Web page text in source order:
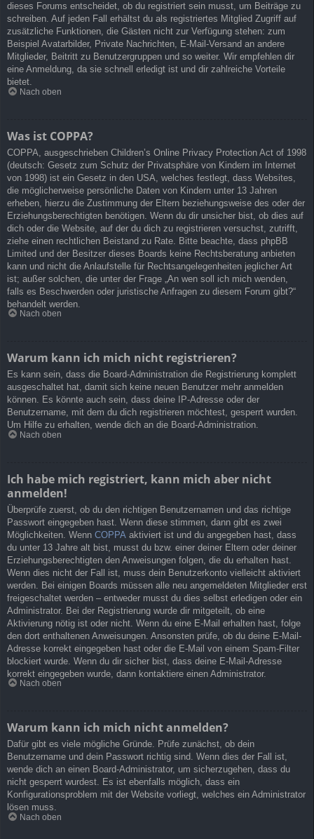
dieses Forums entscheidet, ob du registriert sein musst, um Beiträge zu
schreiben. Auf jeden Fall erhältst du als registriertes Mitglied Zugriff auf
zusätzliche Funktionen, die Gästen nicht zur Verfügung stehen: zum
Beispiel Avatarbilder, Private Nachrichten, E-Mail-Versand an andere
Mitglieder, Beitritt zu Benutzergruppen und so weiter. Wir empfehlen dir
eine Anmeldung, da sie schnell erledigt ist und dir zahlreiche Vorteile
bietet.
Nach oben
Was ist COPPA?
COPPA, ausgeschrieben Children’s Online Privacy Protection Act of 1998
(deutsch: Gesetz zum Schutz der Privatsphäre von Kindern im Internet
von 1998) ist ein Gesetz in den USA, welches festlegt, dass Websites,
die möglicherweise persönliche Daten von Kindern unter 13 Jahren
erheben, hierzu die Zustimmung der Eltern beziehungsweise des oder der
Erziehungsberechtigten benötigen. Wenn du dir unsicher bist, ob dies auf
dich oder die Website, auf der du dich zu registrieren versuchst, zutrifft,
ziehe einen rechtlichen Beistand zu Rate. Bitte beachte, dass phpBB
Limited und der Besitzer dieses Boards keine Rechtsberatung anbieten
kann und nicht die Anlaufstelle für Rechtsangelegenheiten jeglicher Art
ist; außer solchen, die unter der Frage „An wen soll ich mich wenden,
falls es Beschwerden oder juristische Anfragen zu diesem Forum gibt?“
behandelt werden.
Nach oben
Warum kann ich mich nicht registrieren?
Es kann sein, dass die Board-Administration die Registrierung komplett
ausgeschaltet hat, damit sich keine neuen Benutzer mehr anmelden
können. Es könnte auch sein, dass deine IP-Adresse oder der
Benutzername, mit dem du dich registrieren möchtest, gesperrt wurden.
Um Hilfe zu erhalten, wende dich an die Board-Administration.
Nach oben
Ich habe mich registriert, kann mich aber nicht
anmelden!
Überprüfe zuerst, ob du den richtigen Benutzernamen und das richtige
Passwort eingegeben hast. Wenn diese stimmen, dann gibt es zwei
Möglichkeiten. Wenn COPPA aktiviert ist und du angegeben hast, dass
du unter 13 Jahre alt bist, musst du bzw. einer deiner Eltern oder deiner
Erziehungsberechtigten den Anweisungen folgen, die du erhalten hast.
Wenn dies nicht der Fall ist, muss dein Benutzerkonto vielleicht aktiviert
werden. Bei einigen Boards müssen alle neu angemeldeten Mitglieder erst
freigeschaltet werden – entweder musst du dies selbst erledigen oder ein
Administrator. Bei der Registrierung wurde dir mitgeteilt, ob eine
Aktivierung nötig ist oder nicht. Wenn du eine E-Mail erhalten hast, folge
den dort enthaltenen Anweisungen. Ansonsten prüfe, ob du deine E-Mail-
Adresse korrekt eingegeben hast oder die E-Mail von einem Spam-Filter
blockiert wurde. Wenn du dir sicher bist, dass deine E-Mail-Adresse
korrekt eingegeben wurde, dann kontaktiere einen Administrator.
Nach oben
Warum kann ich mich nicht anmelden?
Dafür gibt es viele mögliche Gründe. Prüfe zunächst, ob dein
Benutzername und dein Passwort richtig sind. Wenn dies der Fall ist,
wende dich an einen Board-Administrator, um sicherzugehen, dass du
nicht gesperrt wurdest. Es ist ebenfalls möglich, dass ein
Konfigurationsproblem mit der Website vorliegt, welches ein Administrator
lösen muss.
Nach oben